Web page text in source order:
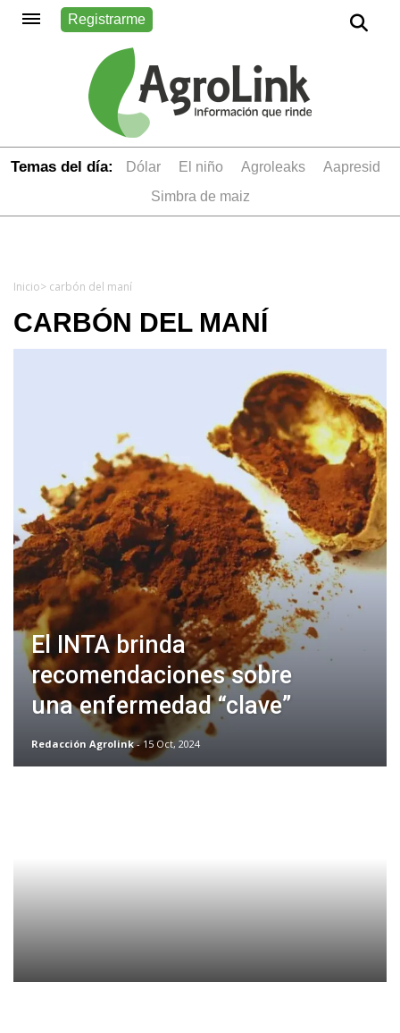
Registrarme
Temas del día: dólar el niño Agroleaks
aapresid
simbra de maiz
Inicio> carbón del maní
CARBÓN DEL MANÍ
El INTA brinda
recomendaciones sobre
una enfermedad “clave”
Redacción Agrolink - 15 Oct, 2024